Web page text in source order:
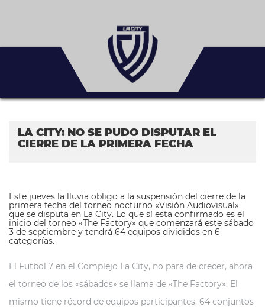
LA CITY: NO SE PUDO DISPUTAR EL
CIERRE DE LA PRIMERA FECHA
Este jueves la lluvia obligo a la suspensión del cierre de la
primera fecha del torneo nocturno «Visión Audiovisual»
que se disputa en La City. Lo que sí esta confirmado es el
inicio del torneo «The Factory» que comenzará este sábado
3 de septiembre y tendrá 64 equipos divididos en 6
categorías.
El Futbol 7 en el Complejo La City, no para de crecer, ahora
el torneo de los «sábados» se llama de «The Factory». El
mismo tiene récord de equipos participantes, 64 conjuntos